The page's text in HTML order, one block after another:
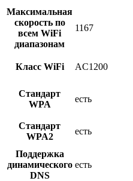
Максимальная
скорость по
всем WiFi
диапазонам
1167
Класс WiFi AC1200
Стандарт
WPA
есть
Стандарт
WPA2
есть
Поддержка
динамического
DNS
есть